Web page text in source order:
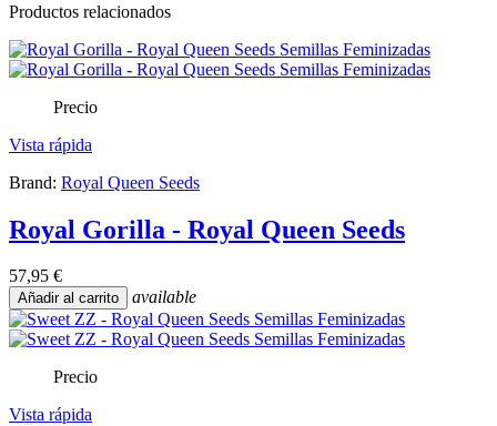
Productos relacionados
Precio
Vista rápida
Brand: Royal Queen Seeds
Royal Gorilla - Royal Queen Seeds
57,95 €
Añadir al carrito available
Precio
Vista rápida